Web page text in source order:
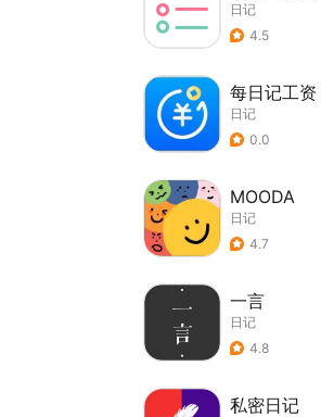
日记
4.5
每日记工资
日记
0.0
MOODA
日记
4.7
一言
日记
4.8
私密日记